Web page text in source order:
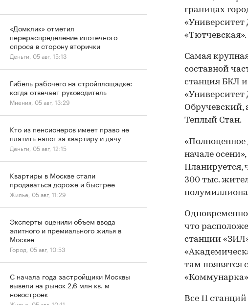
границах
«Университет
«Тютчевская».
Самая
составной
станция БКЛ и
Обручевский,
Теплый Стан.
начале
Планируется,
300 тыс.
что
станции
там появятся
Все 11
«Домклик» отметил
перераспределение ипотечного
спроса в сторону вторички
Деньги, 05 авг, 15:13
Гибель рабочего на стройплощадке:
когда отвечает руководитель
Мнения, 05 авг, 13:29
Кто из пенсионеров имеет право не
платить налог за квартиру и дачу
Деньги, 05 авг, 12:15
Квартиры в Москве стали
продаваться дороже и быстрее
Жилье, 05 авг, 11:29
Эксперты оценили объем ввода
элитного и премиального жилья в
Москве
Город, 05 авг, 10:53
С начала года застройщики Москвы
вывели на рынок 2,6 млн кв. м
новостроек